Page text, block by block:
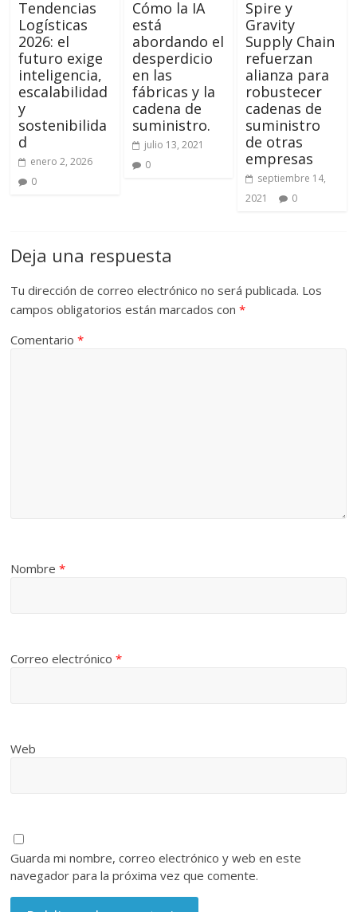
Tendencias
Logísticas
2026: el
futuro exige
inteligencia,
escalabilidad
y
sostenibilida
d
enero 2, 2026
0
Cómo la IA
está
abordando el
desperdicio
en las
fábricas y la
cadena de
suministro.
julio 13, 2021
0
Spire y
Gravity
Supply Chain
refuerzan
alianza para
robustecer
cadenas de
suministro
de otras
empresas
septiembre 14,
2021
0
Deja una respuesta
Tu dirección de correo electrónico no será publicada. Los
campos obligatorios están marcados con*
Comentario*
Nombre*
Correo electrónico*
Web
Guarda mi nombre, correo electrónico y web en este
navegador para la próxima vez que comente.